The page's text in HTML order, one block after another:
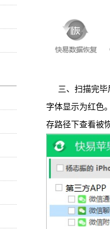
三、扫描完毕
字体显示为红色
存路径下查看被